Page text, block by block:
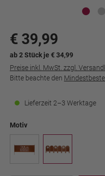
€ 39,99
ab 2 Stück je € 34,99
Preise inkl. MwSt. zzgl.
Bitte beachte den
Lieferzeit 2–3 Werktage
Motiv